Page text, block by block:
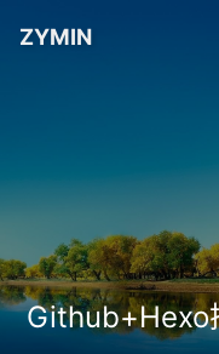
ZYMIN
Github+Hexo